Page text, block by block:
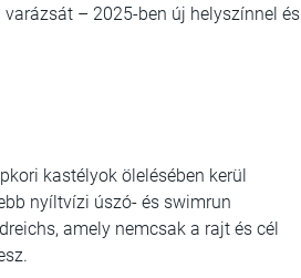
– 2025-ben új helyszínnel és
kastélyok ölelésében kerül
nyíltvízi úszó- és swimrun
amely nemcsak a rajt és cél